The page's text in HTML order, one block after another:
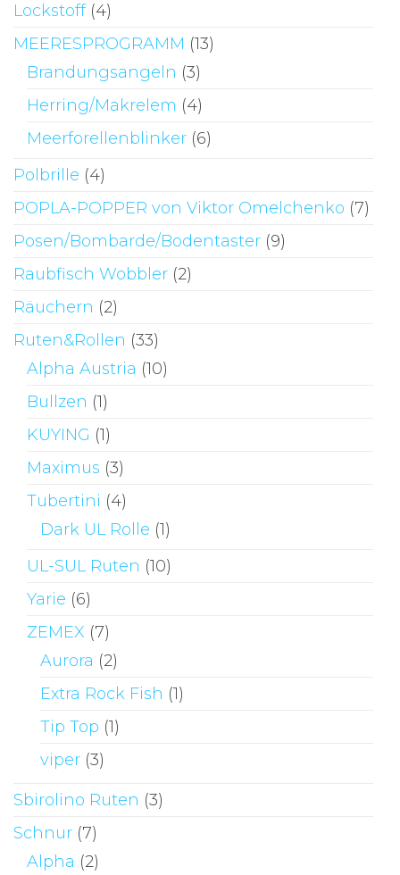
Lockstoff (4)
MEERESPROGRAMM (13)
Brandungsangeln (3)
Herring/Makrelem (4)
Meerforellenblinker (6)
Polbrille (4)
POPLA-POPPER von Viktor Omelchenko (7)
Posen/Bombarde/Bodentaster (9)
Raubfisch Wobbler (2)
Räuchern (2)
Ruten&Rollen (33)
Alpha Austria (10)
Bullzen (1)
KUYING (1)
Maximus (3)
Tubertini (4)
Dark UL Rolle (1)
UL-SUL Ruten (10)
Yarie (6)
ZEMEX (7)
Aurora (2)
Extra Rock Fish (1)
Tip Top (1)
viper (3)
Sbirolino Ruten (3)
Schnur (7)
Alpha (2)